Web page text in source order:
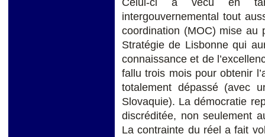
Celui-ci a vécu en
intergouvernemental tout
coordination (MOC) mise au
Stratégie de Lisbonne qui
connaissance et de
fallu trois mois pour obtenir
totalement dépassé (avec
Slovaquie). La démocratie
discréditée, non seulement
La contrainte du réel a fait